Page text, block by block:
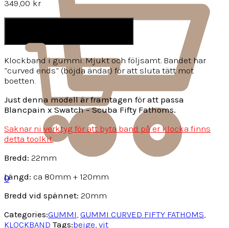
0
349,00 kr
Klockband i gummi. Mjukt och följsamt. Bandet har
”curved ends” (böjda ändar) för att sluta tätt mot
boetten.
Just denna modell är framtagen för att passa
Blancpain x Swatch – Scuba Fifty Fathoms.
Saknar ni verktyg för att byta band på er klocka finns
detta toolkit.
Bredd: 22mm
Längd: ca 80mm + 120mm
Bredd vid spännet: 20mm
Categories:GUMMI GUMMI CURVED FIFTY FATHOMS
KLOCKBAND Tags:beige vit